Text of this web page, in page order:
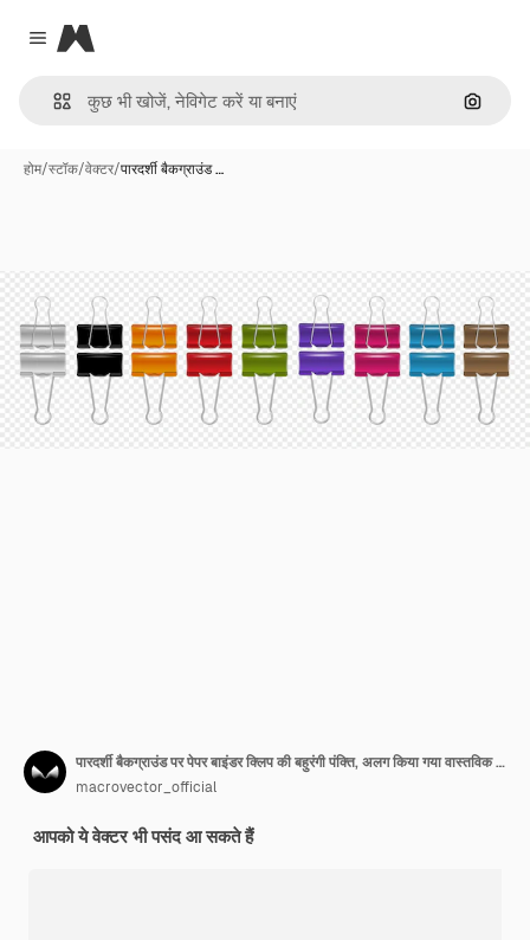
Close menu
Magnific
इमेज से
होम/स्टॉक/वेक्टर/पारदर्शी बैकग्राउंड …
पारदर्शी बैकग्राउंड पर पेपर बाइंडर क्लिप की बहुरंगी पंक्ति, अलग किया गया वास्तविक सेट वेक्टर चित्रण
macrovector_official
आपको ये वेक्टर भी पसंद आ सकते हैं